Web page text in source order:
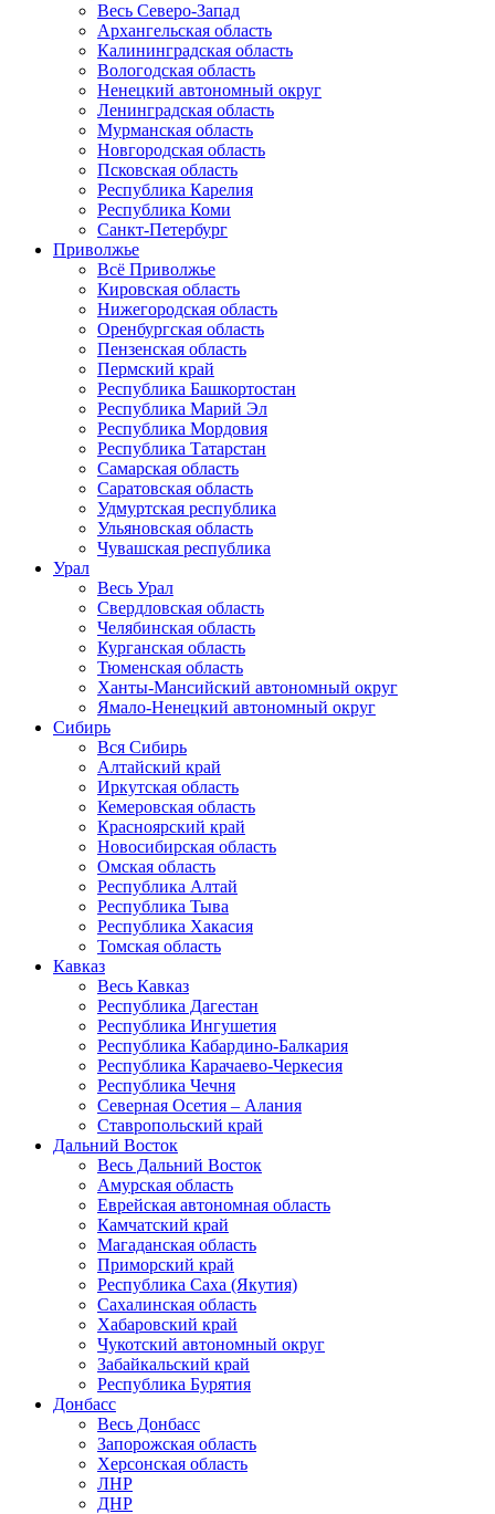
Весь Северо-Запад
Архангельская область
Калининградская область
Вологодская область
Ненецкий автономный округ
Ленинградская область
Мурманская область
Новгородская область
Псковская область
Республика Карелия
Республика Коми
Санкт-Петербург
Приволжье
Всё Приволжье
Кировская область
Нижегородская область
Оренбургская область
Пензенская область
Пермский край
Республика Башкортостан
Республика Марий Эл
Республика Мордовия
Республика Татарстан
Самарская область
Саратовская область
Удмуртская республика
Ульяновская область
Чувашская республика
Урал
Весь Урал
Свердловская область
Челябинская область
Курганская область
Тюменская область
Ханты-Мансийский автономный округ
Ямало-Ненецкий автономный округ
Сибирь
Вся Сибирь
Алтайский край
Иркутская область
Кемеровская область
Красноярский край
Новосибирская область
Омская область
Республика Алтай
Республика Тыва
Республика Хакасия
Томская область
Кавказ
Весь Кавказ
Республика Дагестан
Республика Ингушетия
Республика Кабардино-Балкария
Республика Карачаево-Черкесия
Республика Чечня
Северная Осетия – Алания
Ставропольский край
Дальний Восток
Весь Дальний Восток
Амурская область
Еврейская автономная область
Камчатский край
Магаданская область
Приморский край
Республика Саха (Якутия)
Сахалинская область
Хабаровский край
Чукотский автономный округ
Забайкальский край
Республика Бурятия
Донбасс
Весь Донбасс
Запорожская область
Херсонская область
ЛНР
ДНР